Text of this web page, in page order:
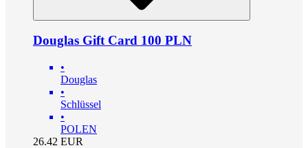
Douglas Gift Card 100 PLN
•
Douglas
•
Schlüssel
•
POLEN
26.42 EUR